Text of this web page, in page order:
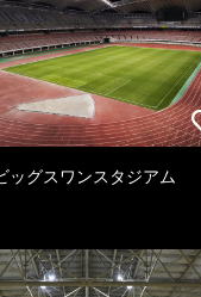
ッグスワンスタジアム